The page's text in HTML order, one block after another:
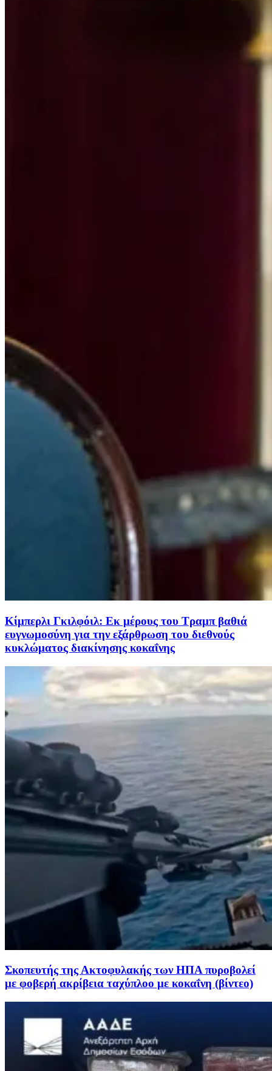
Κίμπερλι Γκιλφόιλ: Εκ μέρους του Τραμπ βαθιά
ευγνωμοσύνη για την εξάρθρωση του διεθνούς
κυκλώματος διακίνησης κοκαΐνης
Σκοπευτής της Ακτοφυλακής των ΗΠΑ πυροβολεί
με φοβερή ακρίβεια ταχύπλοο με κοκαΐνη (βίντεο)